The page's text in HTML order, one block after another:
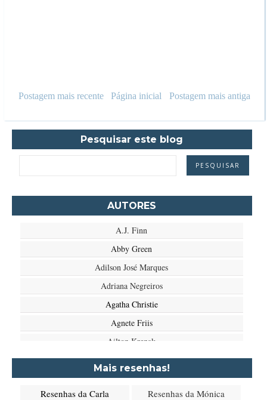
Postagem mais recente Postagem mais antiga
Página inicial
Pesquisar este blog
AUTORES
A.J. Finn
Abby Green
Adilson José Marques
Adriana Negreiros
Agatha Christie
Agnete Friis
Ailton Krenak
Aimée de Jongh
Aione Simões
Mais resenhas!
Resenhas da Carla Resenhas da Mónica